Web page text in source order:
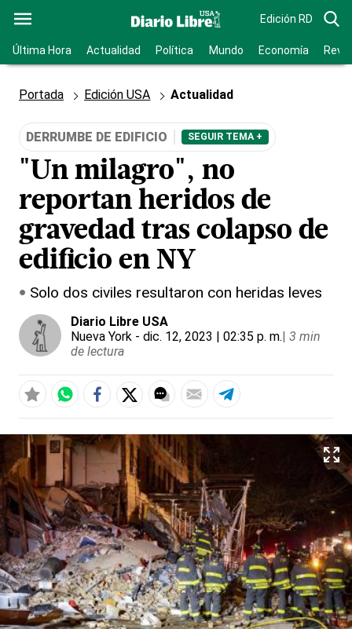
Edición RD
Última Hora Actualidad Política Mundo Economía
Portada Edición USA Actualidad
DERRUMBE DE EDIFICIO SEGUIR TEMA +
"Un milagro", no
reportan heridos de
gravedad tras colapso de
edificio en NY
Solo dos civiles resultaron con heridas leves
Diario Libre USA
Nueva York - dic. 12, 2023 | 02:35 p. m.| 3 min
de lectura